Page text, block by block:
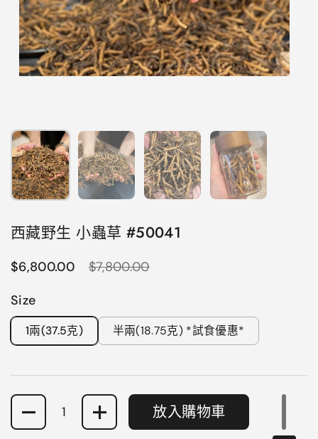
顯示投影片 1 顯示投影片 2顯示投影片 3 顯示投影片 4
西藏野生 小蟲草 #50041
正常價格
$6,800.00 售價
$7,800.00
Size
1兩(37.5克) 半兩(18.75克) *試食優惠*
數量
放入購物車